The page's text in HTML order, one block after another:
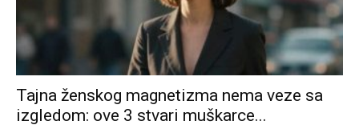
Tajna ženskog magnetizma nema veze sa
izgledom: ove 3 stvari muškarce...